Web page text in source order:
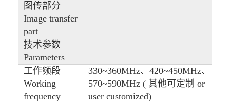
图传部分
Image transfer
part
技术参数
Parameters
工作频段
Working
frequency
330~360MHz、420~450MHz、
570~590MHz ( 其他可定制 or
user customized)